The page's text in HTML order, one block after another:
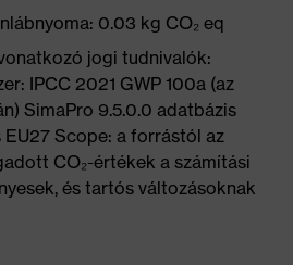
0.03 kg CO₂ eq
jogi tudnivalók:
IPCC 2021 GWP 100a (az
SimaPro 9.5.0.0 adatbázis
EU27 Scope: a forrástól az
CO₂-értékek a számítási
és tartós változásoknak